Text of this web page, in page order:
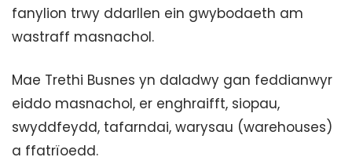
fanylion trwy ddarllen ein gwybodaeth am
wastraff masnachol.
Mae Trethi Busnes yn daladwy gan feddianwyr
eiddo masnachol, er enghraifft, siopau,
swyddfeydd, tafarndai, warysau (warehouses)
a ffatrïoedd.